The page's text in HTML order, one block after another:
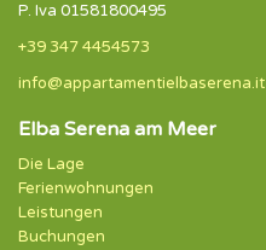
P. Iva 01581800495
+39 347 4454573
info@appartamentielbaserena.it
Elba Serena am Meer
Die Lage
Ferienwohnungen
Leistungen
Buchungen